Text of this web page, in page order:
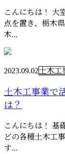
こんにちは！ 大
点を置き、栃木
木...
2023.09.02土木工
土木工事業で
は？
こんにちは！ 基
どの各種土木工
す...